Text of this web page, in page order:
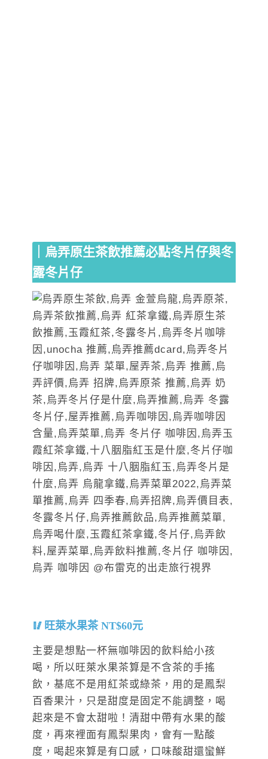
｜烏弄原生茶飲推薦必點冬片仔與冬
露冬片仔
旺萊水果茶 NT$60元
主要是想點一杯無咖啡因的飲料給小孩
喝，所以旺萊水果茶算是不含茶的手搖
飲，基底不是用紅茶或綠茶，用的是鳳梨
百香果汁，只是甜度是固定不能調整，喝
起來是不會太甜啦！清甜中帶有水果的酸
度，再來裡面有鳳梨果肉，會有一點酸
度，喝起來算是有口感，口味酸甜還蠻鮮